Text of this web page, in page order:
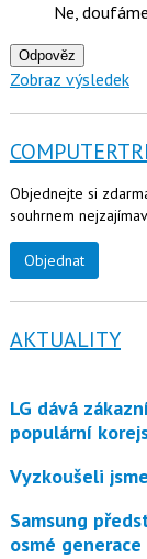
Ne,
Odpověz
Zobraz výsledek
Objednejte si
souhrnem
Objednat
AKTUALITY
LG dává zákazníkům ještě měsíc jako odměnu
populární
Vyzkoušeli
Samsung představuje tři skládací telefony Galaxy Z
osmé generace